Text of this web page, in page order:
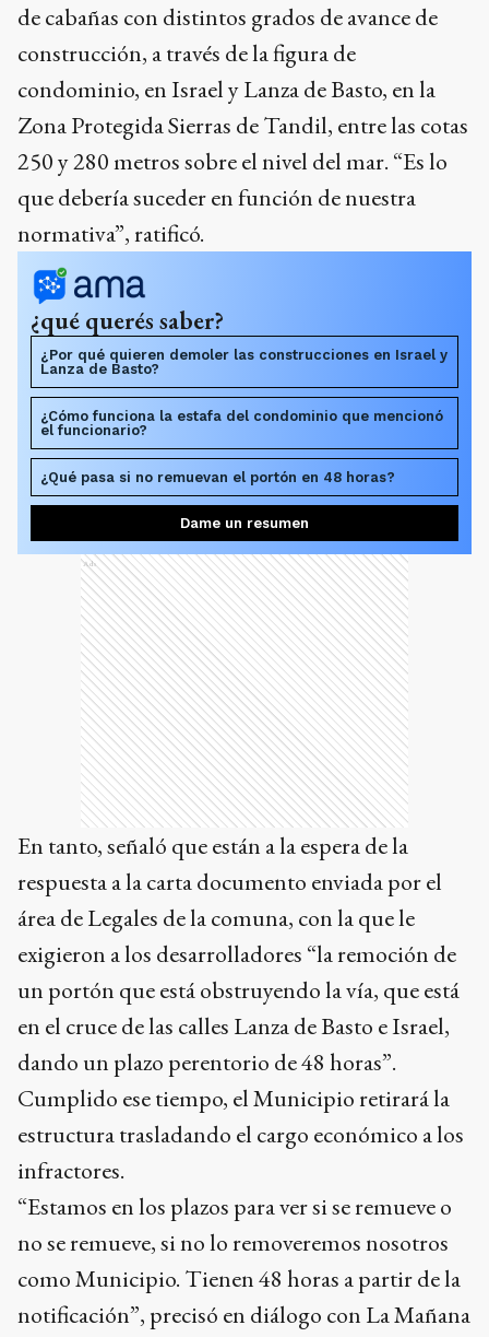
de cabañas con distintos grados de avance de
construcción, a través de la figura de
condominio, en Israel y Lanza de Basto, en la
Zona Protegida Sierras de Tandil, entre las cotas
250 y 280 metros sobre el nivel del mar. “Es lo
que debería suceder en función de nuestra
normativa”, ratificó.
¿qué querés saber?
¿Por qué quieren demoler las construcciones en Israel y
Lanza de Basto?
¿Cómo funciona la estafa del condominio que mencionó
el funcionario?
¿Qué pasa si no remuevan el portón en 48 horas?
Dame un resumen
Ads
En tanto, señaló que están a la espera de la
respuesta a la carta documento enviada por el
área de Legales de la comuna, con la que le
exigieron a los desarrolladores “la remoción de
un portón que está obstruyendo la vía, que está
en el cruce de las calles Lanza de Basto e Israel,
dando un plazo perentorio de 48 horas”.
Cumplido ese tiempo, el Municipio retirará la
estructura trasladando el cargo económico a los
infractores.
“Estamos en los plazos para ver si se remueve o
no se remueve, si no lo removeremos nosotros
como Municipio. Tienen 48 horas a partir de la
notificación”, precisó en diálogo con La Mañana